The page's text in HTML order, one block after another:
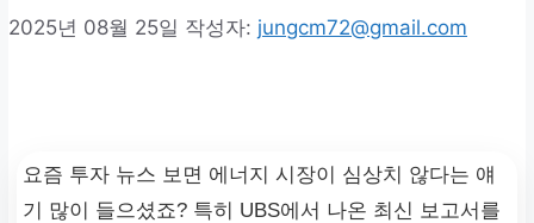
2025년 08월 25일 작성자: jungcm72@gmail.com
요즘 투자 뉴스 보면 에너지 시장이 심상치 않다는 얘
기 많이 들으셨죠? 특히 UBS에서 나온 최신 보고서를